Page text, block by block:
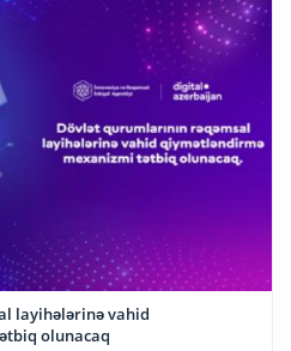
layihələrinə vahid
olunacaq